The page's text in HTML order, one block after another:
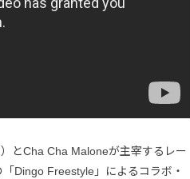
とCha Cha Maloneが主宰するレー
Dingo Freestyle」によるコラボ・